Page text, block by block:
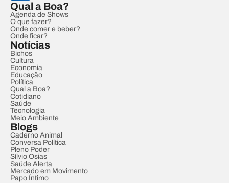
Qual a Boa?
Agenda de Shows
O que fazer?
Onde comer e beber?
Onde ficar?
Notícias
Bichos
Cultura
Economia
Educação
Política
Qual a Boa?
Cotidiano
Saúde
Tecnologia
Meio Ambiente
Blogs
Caderno Animal
Conversa Política
Pleno Poder
Sílvio Osias
Saúde Alerta
Mercado em Movimento
Papo Íntimo